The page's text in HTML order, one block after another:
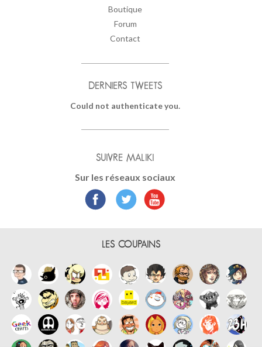
Boutique
Forum
Contact
DERNIERS TWEETS
Could not authenticate you.
SUIVRE MALIKI
Sur les réseaux sociaux
LES COUPAINS